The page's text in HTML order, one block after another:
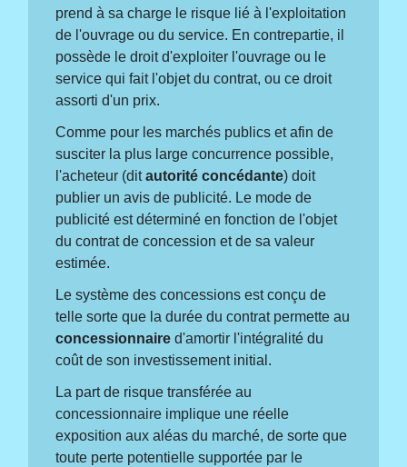
prend à sa charge le risque lié à l'exploitation
de l'ouvrage ou du service. En contrepartie, il
possède le droit d'exploiter l'ouvrage ou le
service qui fait l'objet du contrat, ou ce droit
assorti d'un prix.
Comme pour les marchés publics et afin de
susciter la plus large concurrence possible,
l'acheteur (ditautorité concédante) doit
publier un avis de publicité. Le mode de
publicité est déterminé en fonction de l'objet
du contrat de concession et de sa valeur
estimée.
Le système des concessions est conçu de
telle sorte que la durée du contrat permette au
concessionnaire d'amortir l'intégralité du
coût de son investissement initial.
La part de risque transférée au
concessionnaire implique une réelle
exposition aux aléas du marché, de sorte que
toute perte potentielle supportée par le